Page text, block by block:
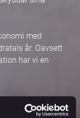
med
år. Oavsett
har vi en